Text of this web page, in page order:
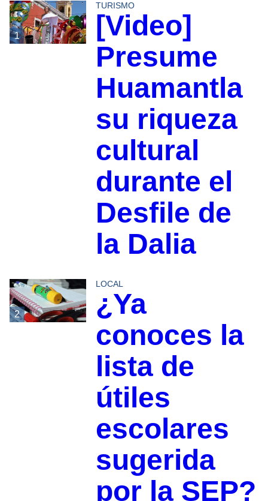
1
TURISMO
[Video]
Presume
Huamantla
su riqueza
cultural
durante el
Desfile de
la Dalia
2
LOCAL
¿Ya
conoces la
lista de
útiles
escolares
sugerida
por la SEP?